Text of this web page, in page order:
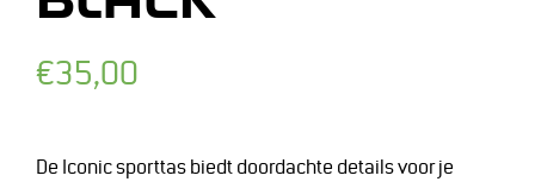
Normale
€35,00
De Iconic sporttas biedt doordachte details voor je